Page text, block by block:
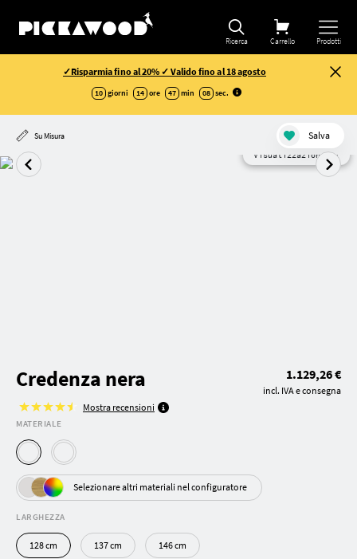
Ricerca Carrello Prodotti
✓Risparmia fino al 20% ✓ Valido fino al 18 agosto
10 giorni 14 ore 47 min 07 sec.
Su Misura Salva
Visualizzazione AI
Credenza nera
Mostra recensioni
1.129,26 €
incl. IVA e consegna
MATERIALE
Selezionare altri materiali nel configuratore
LARGHEZZA
128 cm 137 cm 146 cm